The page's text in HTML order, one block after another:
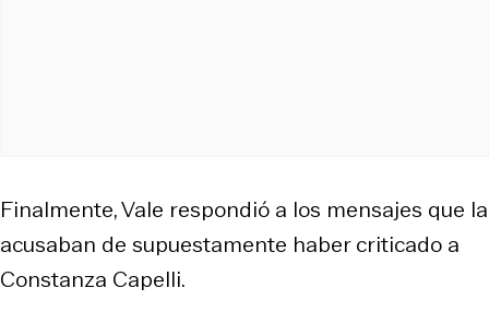
Finalmente, Vale respondió a los mensajes que la
acusaban de supuestamente haber criticado a
Constanza Capelli.